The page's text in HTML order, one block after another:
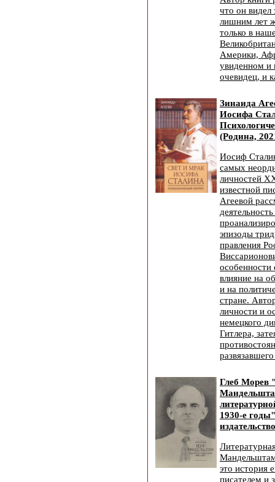
что он видел
лишним лет
только в
Америки,
увиденном и
очевидец, и
Зинаида
Иосифа
(Родина,
Иосиф
самых
личностей
известной
Агеевой
эпизоды
правления
особенности
влияние на
и на
стране.
личности и
немецкого
Гитлера,
Глеб Морев
1930-е
это история
писателем и